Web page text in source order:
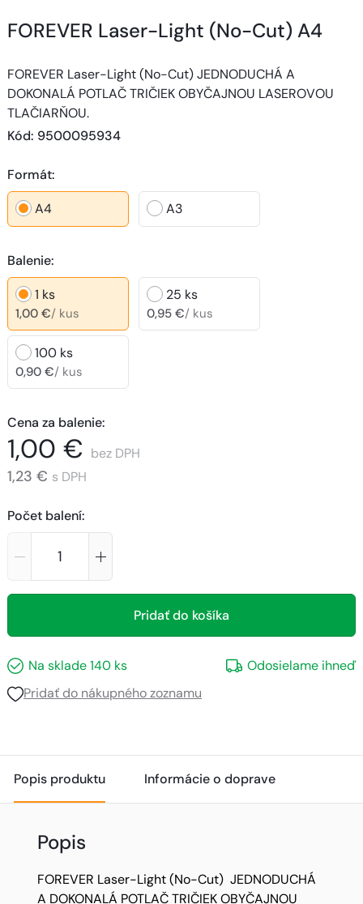
FOREVER Laser-Light (No-Cut) A4
FOREVER Laser-Light (No-Cut) JEDNODUCHÁ A
DOKONALÁ POTLAČ TRIČIEK OBYČAJNOU LASEROVOU
TLAČIARŇOU.
Kód: 9500095934
Formát:
A4
A3
Balenie:
1 ks
1,00 €/ kus
25 ks
0,95 €/ kus
100 ks
0,90 €/ kus
Cena za balenie:
1,00 € bez DPH
1,23 € s DPH
Počet balení:
Pridať do košíka
Na sklade140 ks
Odosielame ihneď
Pridať do nákupného zoznamu
Popis produktu Informácie o doprave
Popis
FOREVER Laser-Light (No-Cut) JEDNODUCHÁ
A DOKONALÁ POTLAČ TRIČIEK OBYČAJNOU